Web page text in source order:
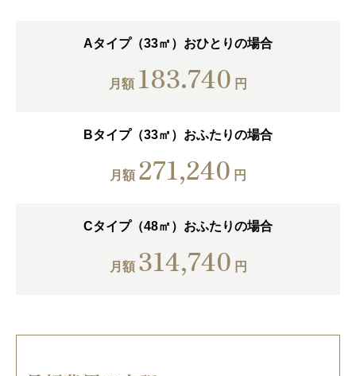
Aタイプ（33㎡） おひとりの場合
月額 183.740 円
Bタイプ（33㎡） おふたりの場合
月額 271,240 円
Cタイプ（48㎡） おふたりの場合
月額 314,740 円